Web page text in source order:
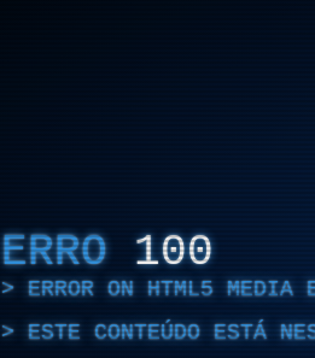
ERRO 100
ERROR ON HTML5 MEDIA
ESTE CONTEÚDO ESTÁ